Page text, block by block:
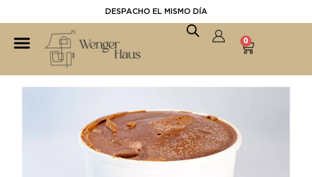
DESPACHO EL MISMO DÍA
0